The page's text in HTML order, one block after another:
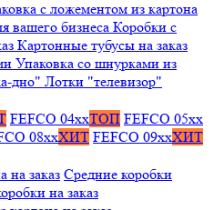
с ложементом из картона
вашего бизнеса Коробки с
Картонные тубусы на заказ
Упаковка со шнурками из
дно" Лотки "телевизор"
FEFCO 04xxТОП FEFCO 05xx
08xxХИТ FEFCO 09xxХИТ
на заказ Средние коробки
на заказ